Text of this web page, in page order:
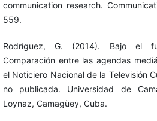
communication research.
559.
Rodríguez, G. (2014). Bajo el
Comparación entre las agendas
el Noticiero Nacional de la Televisión
no publicada. Universidad de
Loynaz, Camagüey, Cuba.